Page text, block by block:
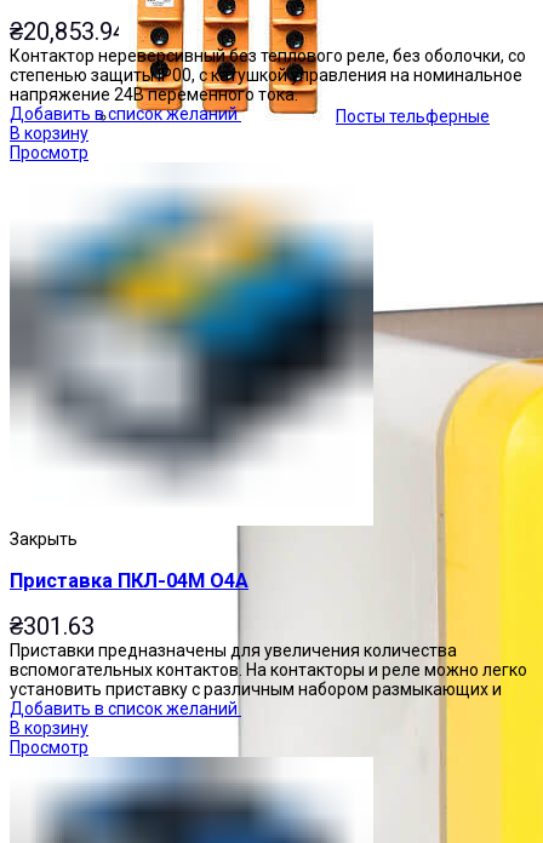
Посты тельферные
₴20,853.94
Контактор нереверсивный без теплового реле, без оболочки, со
степенью защиты IP00, с катушкой управления на номинальное
напряжение 24В переменного тока.
Добавить в список желаний
В корзину
Просмотр
Закрыть
Приставка ПКЛ-04М О4А
₴301.63
Приставки предназначены для увеличения количества
вспомогательных контактов. На контакторы и реле можно легко
установить приставку с различным набором размыкающих и
Добавить в список желаний
В корзину
Просмотр